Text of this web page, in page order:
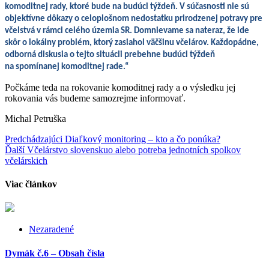
komoditnej rady, ktoré bude na budúci týždeň. V súčasnosti nie sú
objektívne dôkazy o celoplošnom nedostatku prirodzenej potravy pre
včelstvá v rámci celého územia SR. Domnievame sa nateraz, že ide
skôr o lokálny problém, ktorý zasiahol väčšinu včelárov. Každopádne,
odborná diskusia o tejto situácii prebehne budúci týždeň
na spomínanej komoditnej rade.“
Počkáme teda na rokovanie komoditnej rady a o výsledku jej
rokovania vás budeme samozrejme informovať.
Michal Petruška
Continue
Reading
Predchádzajúci Diaľkový monitoring – kto a čo ponúka?
ĎalšíVčelárstvo slovenskuo alebo potreba jednotních spolkov
včelárskich
Viac článkov
Nezaradené
Dymák č.6 – Obsah čísla